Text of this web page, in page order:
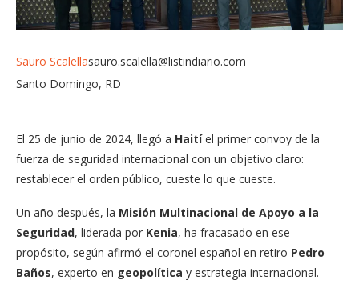
Sauro Scalellasauro.scalella@listindiario.com
​Santo Domingo, RD
El 25 de junio de 2024, llegó a Haitíel primer convoy de la
fuerza de seguridad internacional con un objetivo claro:
restablecer el orden público, cueste lo que cueste.
Un año después, la Misión Multinacional de Apoyo a la
Seguridad, liderada por Kenia, ha fracasado en ese
propósito, según afirmó el coronel español en retiro Pedro
Baños, experto en geopolítica y estrategia internacional.